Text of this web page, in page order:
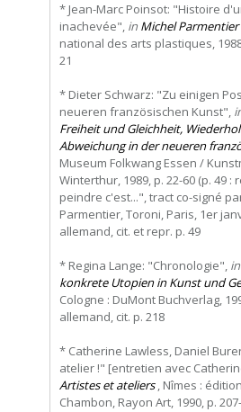
* Jean-Marc Poinsot: "Histoire
inachevée", in Michel Parmentier
national des arts plastiques,
21
* Dieter Schwarz: "Zu einigen
neueren französischen Kunst",
Freiheit und Gleichheit,
Abweichung in der neueren
Museum Folkwang Essen /
Winterthur, 1989, p. 22-60 (p. 49
peindre c'est...", tract co-signé
Parmentier, Toroni, Paris, 1er
allemand, cit. et repr. p. 49
* Regina Lange: "Chronologie", in
konkrete Utopien in Kunst und
Cologne : DuMont Buchverlag,
allemand, cit. p. 218
* Catherine Lawless, Daniel
atelier !" [entretien avec
Artistes et ateliers, Nîmes :
Chambon, Rayon Art, 1990, p.